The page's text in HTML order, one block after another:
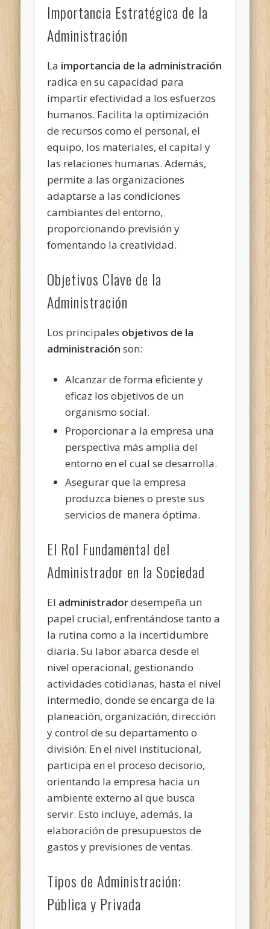
Importancia Estratégica de la
Administración
La importancia de la administración
radica en su capacidad para
impartir efectividad a los esfuerzos
humanos. Facilita la optimización
de recursos como el personal, el
equipo, los materiales, el capital y
las relaciones humanas. Además,
permite a las organizaciones
adaptarse a las condiciones
cambiantes del entorno,
proporcionando previsión y
fomentando la creatividad.
Objetivos Clave de la
Administración
Los principales objetivos de la
administración son:
Alcanzar de forma eficiente y
eficaz los objetivos de un
organismo social.
Proporcionar a la empresa una
perspectiva más amplia del
entorno en el cual se desarrolla.
Asegurar que la empresa
produzca bienes o preste sus
servicios de manera óptima.
El Rol Fundamental del
Administrador en la Sociedad
El administradordesempeña un
papel crucial, enfrentándose tanto a
la rutina como a la incertidumbre
diaria. Su labor abarca desde el
nivel operacional, gestionando
actividades cotidianas, hasta el nivel
intermedio, donde se encarga de la
planeación, organización, dirección
y control de su departamento o
división. En el nivel institucional,
participa en el proceso decisorio,
orientando la empresa hacia un
ambiente externo al que busca
servir. Esto incluye, además, la
elaboración de presupuestos de
gastos y previsiones de ventas.
Tipos de Administración:
Pública y Privada